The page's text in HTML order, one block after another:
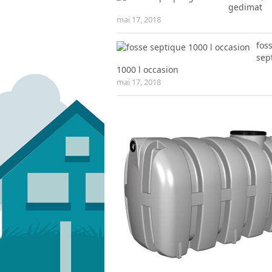
gedimat
mai 17, 2018
1000 l occasion
mai 17, 2018